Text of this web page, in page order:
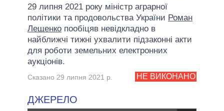
ВСІ ПЕРСОНИ
29 липня 2021 року міністр аграрної
політики та продовольства України Роман
Лещенко пообіцяв невідкладно в
найближчі тижні ухвалити підзаконні акти
для роботи земельних електронних
аукціонів.
НЕ ВИКОНАНО
Сказано 29 липня 2021 р.
ДЖЕРЕЛО